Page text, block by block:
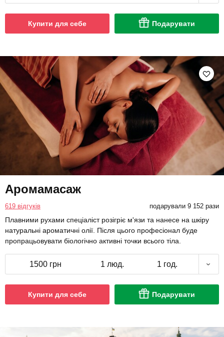
Купити для себе Подарувати
Аромамасаж
619 відгуків подарували 9 152 рази
Плавними рухами спеціаліст розігріє м'язи та нанесе на шкіру
натуральні ароматичні олії. Після цього професіонал буде
пропрацьовувати біологічно активні точки всього тіла.
1500 грн 1 люд. 1 год.
Купити для себе Подарувати